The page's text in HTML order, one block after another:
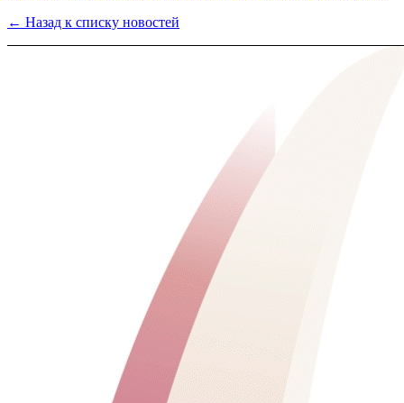
← Назад к списку новостей